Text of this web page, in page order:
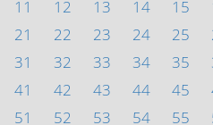
11
12 13 14 15
21
22 23 24 25
31
32 33 34 35
41
42 43 44 45
51
52 53 54 55